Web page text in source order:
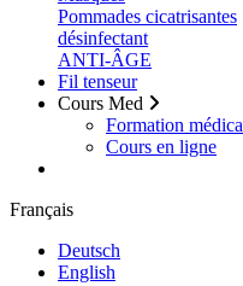
Pommades cicatrisantes
désinfectant
ANTI-ÂGE
Fil tenseur
Cours Med
Formation
Cours en ligne
Français
Deutsch
English